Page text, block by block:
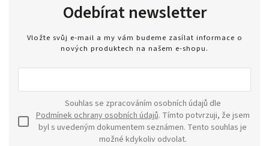
Odebírat newsletter
Vložte svůj e-mail a my vám budeme zasílat informace o
nových produktech na našem e-shopu.
Podmínek ochrany osobních údajů. Tímto potvrzuji, že jsem
byl s uvedeným dokumentem seznámen. Tento souhlas je
možné kdykoliv odvolat.